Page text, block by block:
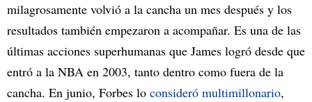
milagrosamente volvió a la cancha un mes después y los
resultados también empezaron a acompañar. Es una de las
últimas acciones superhumanas que James logró desde que
entró a la NBA en 2003, tanto dentro como fuera de la
cancha. En junio, Forbes lo consideró multimillonario,